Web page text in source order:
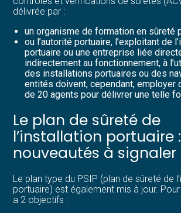
délivrée par :
un organisme de formation en sûreté
ou l’autorité portuaire, l’exploitant de
portuaire ou une entreprise liée
indirectement au fonctionnement, à
des installations portuaires ou des
entités doivent, cependant, employer
de 20 agents pour délivrer une telle
Le plan de sûreté de
l’installation portuaire
nouveautés à signaler
Le plan type du PSIP (plan de sûreté de
portuaire) est également mis à jour.
a 2 objectifs :